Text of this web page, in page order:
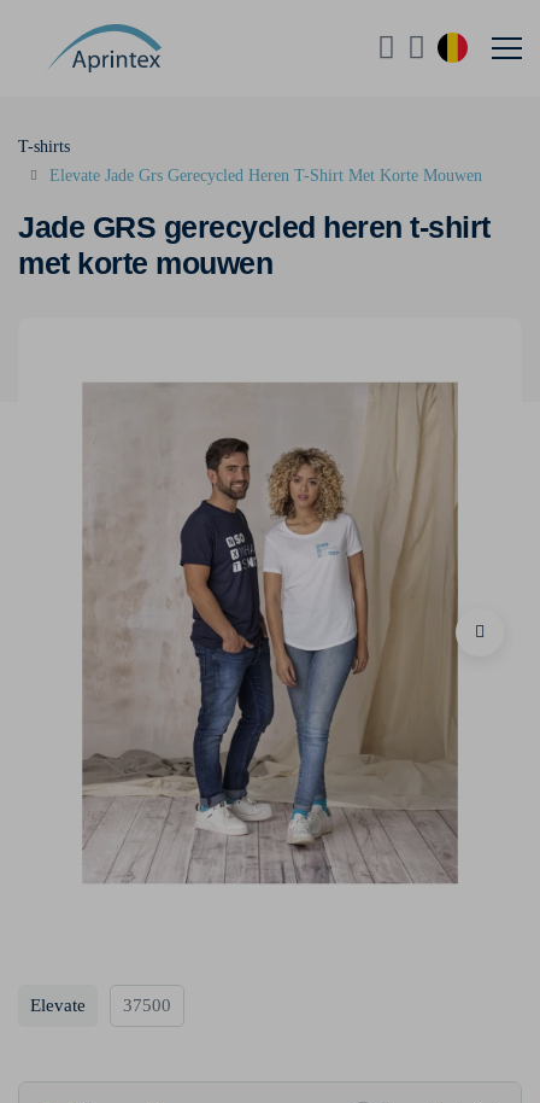
Jade GRS gerecycled heren t-shirt
met korte mouwen
T-shirts
Elevate Jade Grs Gerecycled Heren T-Shirt Met Korte Mouwen
Elevate 37500